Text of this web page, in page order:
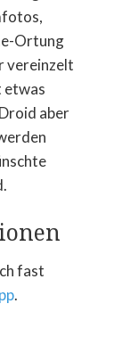
Ortung
vereinzelt
etwas
aber
fast
.